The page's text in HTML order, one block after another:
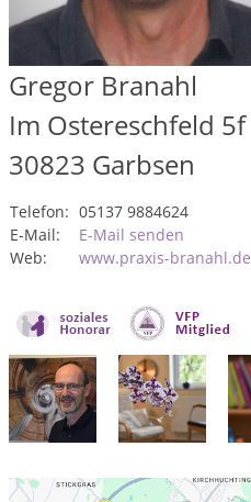
Gregor Branahl
Im Ostereschfeld 5f
30823 Garbsen
Telefon: 05137 9884624
E-Mail:
E-Mail senden
Web:
www.praxis-branahl.de